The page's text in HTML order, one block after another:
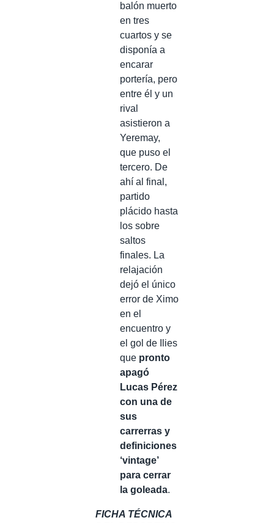
balón muerto
en tres
cuartos y se
disponía a
encarar
portería, pero
entre él y un
rival
asistieron a
Yeremay,
que puso el
tercero. De
ahí al final,
partido
plácido hasta
los sobre
saltos
finales. La
relajación
dejó el único
error de Ximo
en el
encuentro y
el gol de Ilies
que pronto
apagó
Lucas Pérez
con una de
sus
carrerras y
definiciones
‘vintage’
para cerrar
la goleada.
FICHA TÉCNICA